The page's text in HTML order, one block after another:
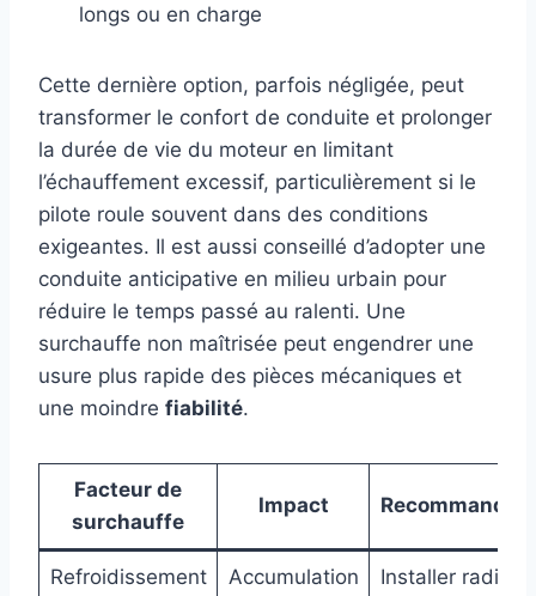
longs ou en charge
Cette dernière option, parfois négligée, peut
transformer le confort de conduite et prolonger
la durée de vie du moteur en limitant
l’échauffement excessif, particulièrement si le
pilote roule souvent dans des conditions
exigeantes. Il est aussi conseillé d’adopter une
conduite anticipative en milieu urbain pour
réduire le temps passé au ralenti. Une
surchauffe non maîtrisée peut engendrer une
usure plus rapide des pièces mécaniques et
une moindre fiabilité.
Facteur de
surchauffe
Impact
Refroidissement
Accumulation
Installer